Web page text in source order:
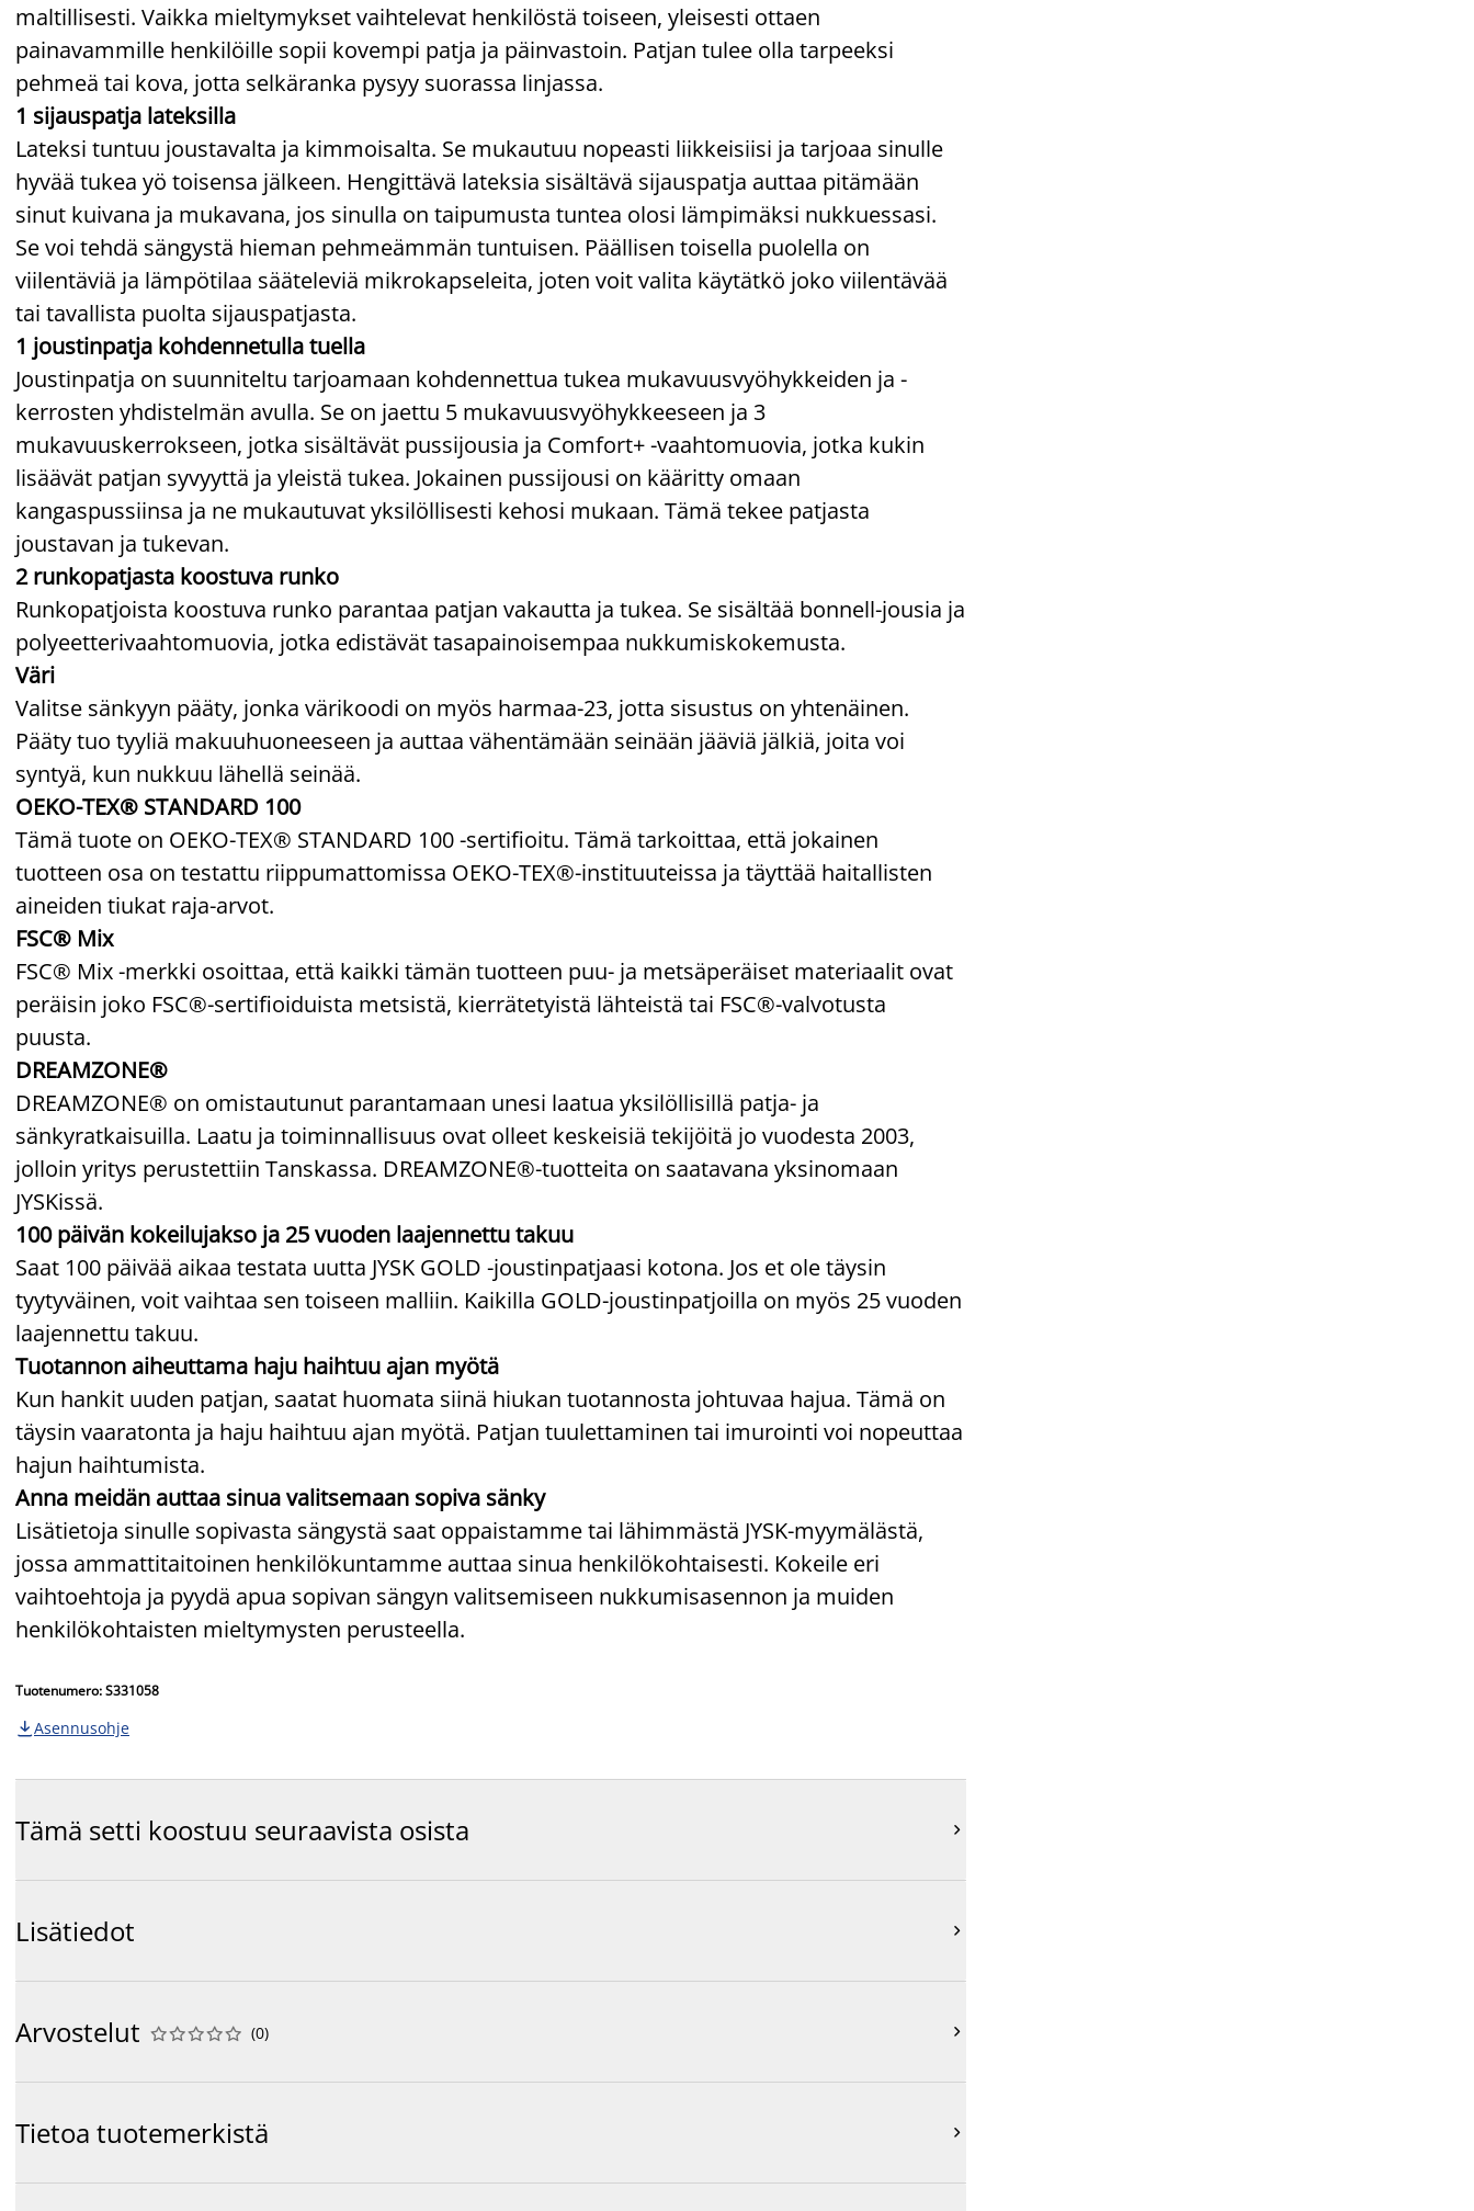
maltillisesti. Vaikka mieltymykset vaihtelevat henkilöstä toiseen, yleisesti ottaen
painavammille henkilöille sopii kovempi patja ja päinvastoin. Patjan tulee olla tarpeeksi
pehmeä tai kova, jotta selkäranka pysyy suorassa linjassa.
1 sijauspatja lateksilla
Lateksi tuntuu joustavalta ja kimmoisalta. Se mukautuu nopeasti liikkeisiisi ja tarjoaa sinulle
hyvää tukea yö toisensa jälkeen. Hengittävä lateksia sisältävä sijauspatja auttaa pitämään
sinut kuivana ja mukavana, jos sinulla on taipumusta tuntea olosi lämpimäksi nukkuessasi.
Se voi tehdä sängystä hieman pehmeämmän tuntuisen. Päällisen toisella puolella on
viilentäviä ja lämpötilaa sääteleviä mikrokapseleita, joten voit valita käytätkö joko viilentävää
tai tavallista puolta sijauspatjasta.
1 joustinpatja kohdennetulla tuella
Joustinpatja on suunniteltu tarjoamaan kohdennettua tukea mukavuusvyöhykkeiden ja -
kerrosten yhdistelmän avulla. Se on jaettu 5 mukavuusvyöhykkeeseen ja 3
mukavuuskerrokseen, jotka sisältävät pussijousia ja Comfort+ -vaahtomuovia, jotka kukin
lisäävät patjan syvyyttä ja yleistä tukea. Jokainen pussijousi on kääritty omaan
kangaspussiinsa ja ne mukautuvat yksilöllisesti kehosi mukaan. Tämä tekee patjasta
joustavan ja tukevan.
2 runkopatjasta koostuva runko
Runkopatjoista koostuva runko parantaa patjan vakautta ja tukea. Se sisältää bonnell-jousia ja
polyeetterivaahtomuovia, jotka edistävät tasapainoisempaa nukkumiskokemusta.
Väri
Valitse sänkyyn pääty, jonka värikoodi on myös harmaa-23, jotta sisustus on yhtenäinen.
Pääty tuo tyyliä makuuhuoneeseen ja auttaa vähentämään seinään jääviä jälkiä, joita voi
syntyä, kun nukkuu lähellä seinää.
OEKO-TEX® STANDARD 100
Tämä tuote on OEKO-TEX® STANDARD 100 -sertifioitu. Tämä tarkoittaa, että jokainen
tuotteen osa on testattu riippumattomissa OEKO-TEX®-instituuteissa ja täyttää haitallisten
aineiden tiukat raja-arvot.
FSC® Mix
FSC® Mix -merkki osoittaa, että kaikki tämän tuotteen puu- ja metsäperäiset materiaalit ovat
peräisin joko FSC®-sertifioiduista metsistä, kierrätetyistä lähteistä tai FSC®-valvotusta
puusta.
DREAMZONE®
DREAMZONE® on omistautunut parantamaan unesi laatua yksilöllisillä patja- ja
sänkyratkaisuilla. Laatu ja toiminnallisuus ovat olleet keskeisiä tekijöitä jo vuodesta 2003,
jolloin yritys perustettiin Tanskassa. DREAMZONE®-tuotteita on saatavana yksinomaan
JYSKissä.
100 päivän kokeilujakso ja 25 vuoden laajennettu takuu
Saat 100 päivää aikaa testata uutta JYSK GOLD -joustinpatjaasi kotona. Jos et ole täysin
tyytyväinen, voit vaihtaa sen toiseen malliin. Kaikilla GOLD-joustinpatjoilla on myös 25 vuoden
laajennettu takuu.
Tuotannon aiheuttama haju haihtuu ajan myötä
Kun hankit uuden patjan, saatat huomata siinä hiukan tuotannosta johtuvaa hajua. Tämä on
täysin vaaratonta ja haju haihtuu ajan myötä. Patjan tuulettaminen tai imurointi voi nopeuttaa
hajun haihtumista.
Anna meidän auttaa sinua valitsemaan sopiva sänky
Lisätietoja sinulle sopivasta sängystä saat oppaistamme tai lähimmästä JYSK-myymälästä,
jossa ammattitaitoinen henkilökuntamme auttaa sinua henkilökohtaisesti. Kokeile eri
vaihtoehtoja ja pyydä apua sopivan sängyn valitsemiseen nukkumisasennon ja muiden
henkilökohtaisten mieltymysten perusteella.
Tuotenumero: S331058
 Asennusohje
Tämä setti koostuu seuraavista osista 
Lisätiedot 
Arvostelut 




 (0) 
Tietoa tuotemerkistä 